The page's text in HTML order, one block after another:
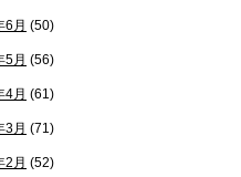
6月 (50)
5月 (56)
4月 (61)
3月 (71)
2月 (52)